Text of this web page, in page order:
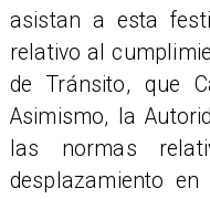
asistan a esta
relativo al
de Tránsito, que
Asimismo, la
las normas
desplazamiento en